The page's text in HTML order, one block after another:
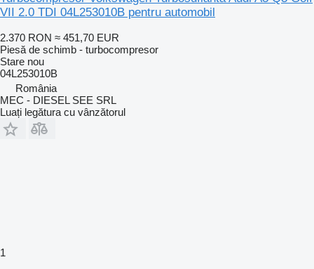
VII 2.0 TDI 04L253010B pentru automobil
2.370 RON ≈ 451,70 EUR
Piesă de schimb - turbocompresor
Stare nou
04L253010B
România
MEC - DIESEL SEE SRL
Luați legătura cu vânzătorul
1